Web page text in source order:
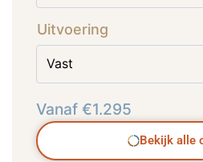
Uitvoering
Vanaf €1.295
Bekijk alle